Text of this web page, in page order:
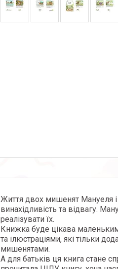
Життя двох мишенят Мануеля і
винахідливість та відвагу.
реалізувати їх.
Книжка буде цікава
та ілюстраціями, які тільки
мишенятами.
А для батьків ця книга стане